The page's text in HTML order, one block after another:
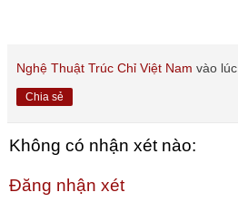
Nghệ Thuật Trúc Chỉ Việt Nam vào lúc
Chia sẻ
Không có nhận xét nào:
Đăng nhận xét